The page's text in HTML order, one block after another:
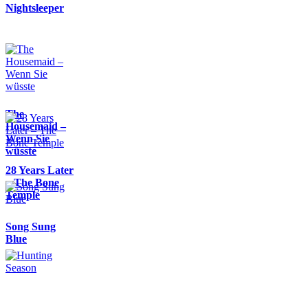
Nightsleeper
The
Housemaid –
Wenn Sie
wüsste
28 Years Later
– The Bone
Temple
Song Sung
Blue